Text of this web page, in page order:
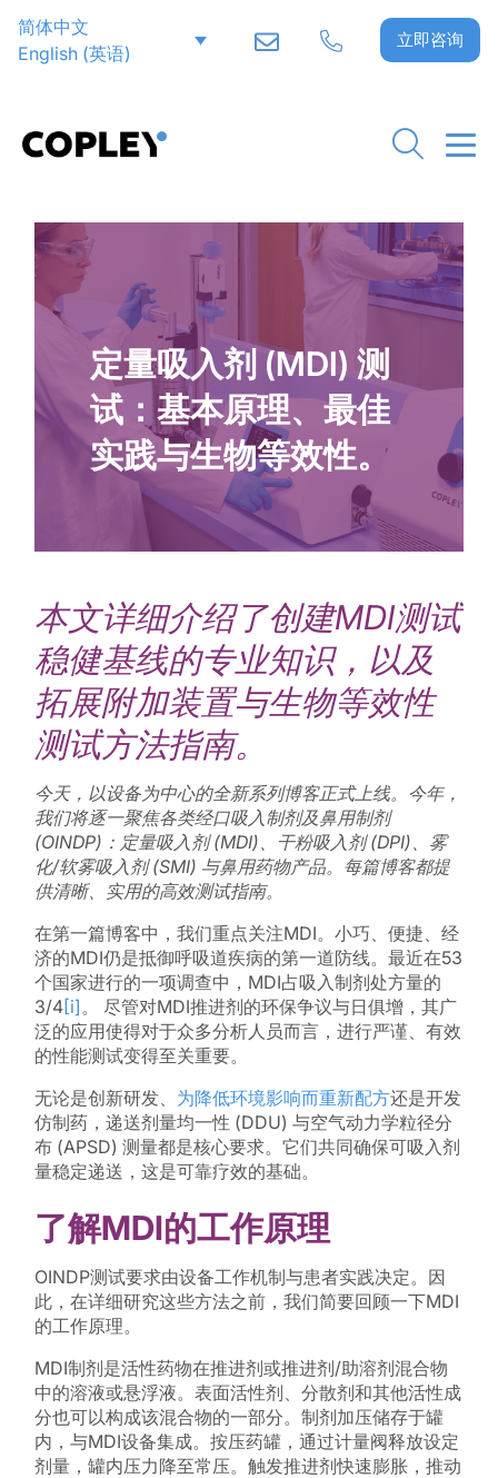
简体中文
English(英语)
立即咨询
定量吸入剂 (MDI) 测
试：基本原理、最佳
实践与生物等效性。
本文详细介绍了创建MDI测试
稳健基线的专业知识，以及
拓展附加装置与生物等效性
测试方法指南。
今天，以设备为中心的全新系列博客正式上线。
今年，
我们将逐一聚焦各类经口吸入制剂及鼻用制剂
(OINDP)： 定量吸入剂 (MDI)、干粉吸入剂 (DPI)、雾
化/软雾吸入剂 (SMI) 与鼻用药物产品。 每篇博客都提
供清晰、实用的高效测试指南。
在第一篇博客中，我们重点关注MDI。小巧、便捷、经
济的MDI仍是抵御呼吸道疾病的第一道防线。最近在53
个国家进行的一项调查中，MDI占吸入制剂处方量的
3/4[i]。 尽管对MDI推进剂的环保争议与日俱增，其广
泛的应用使得对于众多分析人员而言，进行严谨、有效
的性能测试变得至关重要。
无论是创新研发、 为降低环境影响而重新配方还是开发
仿制药，递送剂量均一性 (DDU) 与空气动力学粒径分
布 (APSD) 测量都是核心要求。它们共同确保可吸入剂
量稳定递送，这是可靠疗效的基础。
了解MDI的工作原理
OINDP测试要求由设备工作机制与患者实践决定。因
此，在详细研究这些方法之前，我们简要回顾一下MDI
的工作原理。
MDI制剂是活性药物在推进剂或推进剂/助溶剂混合物
中的溶液或悬浮液。表面活性剂、分散剂和其他活性成
分也可以构成该混合物的一部分。制剂加压储存于罐
内，与MDI设备集成。按压药罐，通过计量阀释放设定
剂量，罐内压力降至常压。触发推进剂快速膨胀，推动